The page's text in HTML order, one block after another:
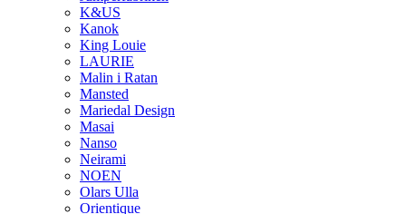
K&US
Kanok
King Louie
LAURIE
Malin i Ratan
Mansted
Mariedal Design
Masai
Nanso
Neirami
NOEN
Olars Ulla
Orientique